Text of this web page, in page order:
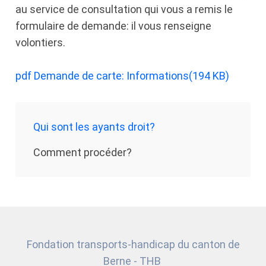
au service de consultation qui vous a remis le
formulaire de demande: il vous renseigne
volontiers.
pdf Demande de carte: Informations(194 KB)
Qui sont les ayants droit?
Comment procéder?
Fondation transports-handicap du canton de
Berne - THB